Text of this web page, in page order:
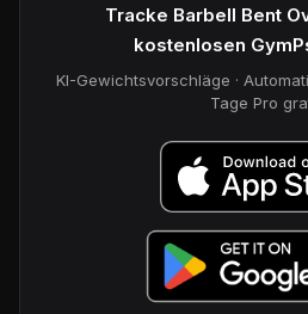
Tracke Barbell Bent
kostenlosen
KI-Gewichtsvorschläge ·
Tage Pro